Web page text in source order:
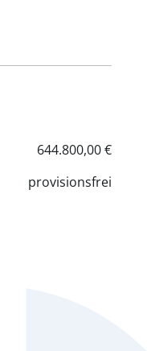
644.800,00 €
provisionsfrei